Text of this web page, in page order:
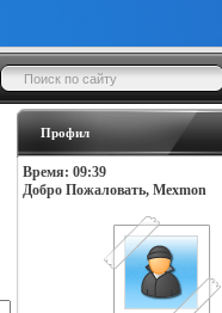
Профил
Время: 09:39
Добро Пожаловать, Mexmon